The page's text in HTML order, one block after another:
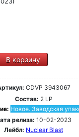
В корзину
CDVP 3943067
Состав: 2 LP
Новое. Заводская
релиза: 10-02-2023
Лейбл: Nuclear Blast